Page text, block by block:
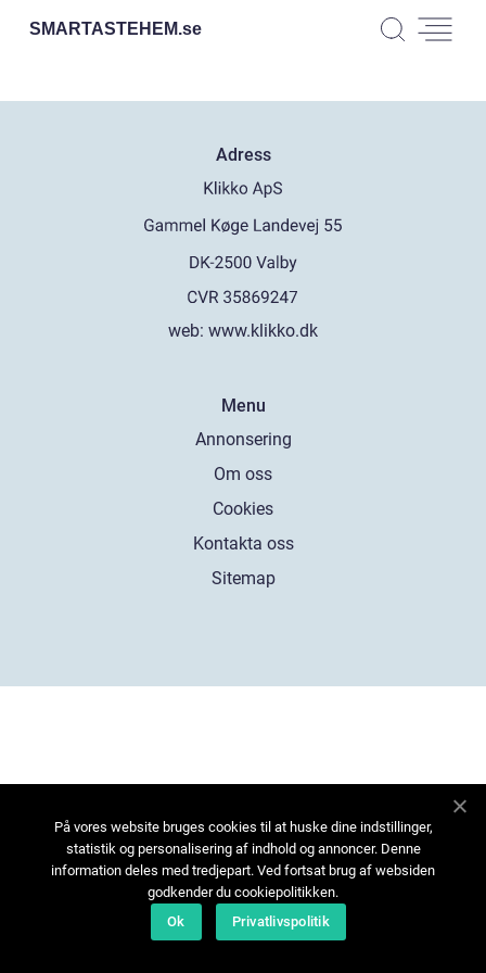
SMARTASTEHEM.se
Adress
web: www.klikko.dk
Menu
Annonsering
Om oss
Cookies
Kontakta oss
Sitemap
På vores website bruges cookies til at huske dine indstillinger,
statistik og personalisering af indhold og annoncer. Denne
information deles med tredjepart. Ved fortsat brug af websiden
godkender du cookiepolitikken.
Ok
Privatlivspolitik